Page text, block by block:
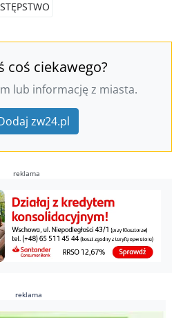
coś ciekawego?
lub informację z miasta.
zw24.pl
reklama
reklama